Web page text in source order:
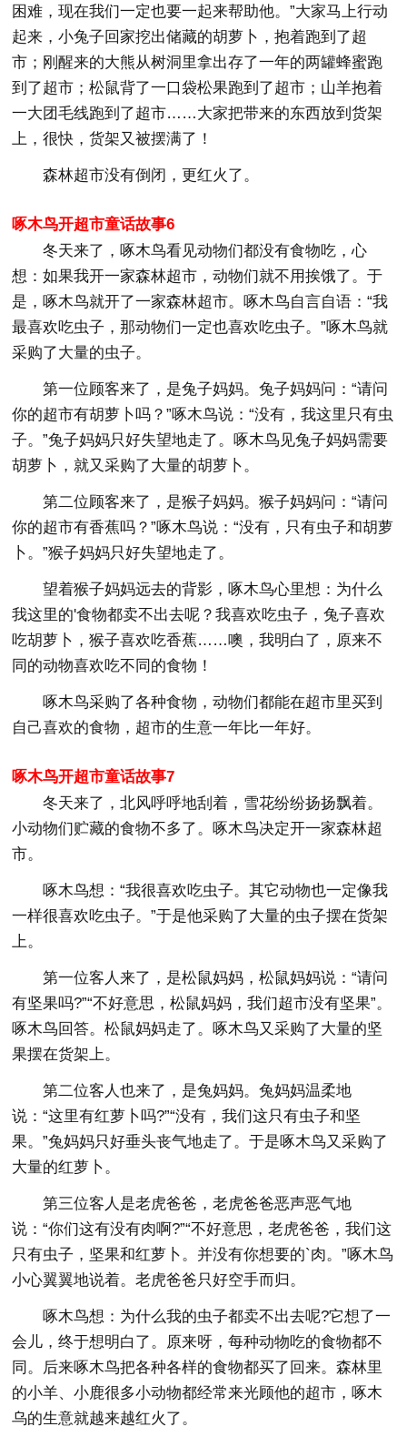
困难，现在我们一定也要一起来帮助他。”大家马上行动
起来，小兔子回家挖出储藏的胡萝卜，抱着跑到了超
市；刚醒来的大熊从树洞里拿出存了一年的两罐蜂蜜跑
到了超市；松鼠背了一口袋松果跑到了超市；山羊抱着
一大团毛线跑到了超市……大家把带来的东西放到货架
上，很快，货架又被摆满了！
森林超市没有倒闭，更红火了。
啄木鸟开超市童话故事6
冬天来了，啄木鸟看见动物们都没有食物吃，心
想：如果我开一家森林超市，动物们就不用挨饿了。于
是，啄木鸟就开了一家森林超市。啄木鸟自言自语：“我
最喜欢吃虫子，那动物们一定也喜欢吃虫子。”啄木鸟就
采购了大量的虫子。
第一位顾客来了，是兔子妈妈。兔子妈妈问：“请问
你的超市有胡萝卜吗？”啄木鸟说：“没有，我这里只有虫
子。”兔子妈妈只好失望地走了。啄木鸟见兔子妈妈需要
胡萝卜，就又采购了大量的胡萝卜。
第二位顾客来了，是猴子妈妈。猴子妈妈问：“请问
你的超市有香蕉吗？”啄木鸟说：“没有，只有虫子和胡萝
卜。”猴子妈妈只好失望地走了。
望着猴子妈妈远去的背影，啄木鸟心里想：为什么
我这里的'食物都卖不出去呢？我喜欢吃虫子，兔子喜欢
吃胡萝卜，猴子喜欢吃香蕉……噢，我明白了，原来不
同的动物喜欢吃不同的食物！
啄木鸟采购了各种食物，动物们都能在超市里买到
自己喜欢的食物，超市的生意一年比一年好。
啄木鸟开超市童话故事7
冬天来了，北风呼呼地刮着，雪花纷纷扬扬飘着。
小动物们贮藏的食物不多了。啄木鸟决定开一家森林超
市。
啄木鸟想：“我很喜欢吃虫子。其它动物也一定像我
一样很喜欢吃虫子。”于是他采购了大量的虫子摆在货架
上。
第一位客人来了，是松鼠妈妈，松鼠妈妈说：“请问
有坚果吗?”“不好意思，松鼠妈妈，我们超市没有坚果”。
啄木鸟回答。松鼠妈妈走了。啄木鸟又采购了大量的坚
果摆在货架上。
第二位客人也来了，是兔妈妈。兔妈妈温柔地
说：“这里有红萝卜吗?”“没有，我们这只有虫子和坚
果。”兔妈妈只好垂头丧气地走了。于是啄木鸟又采购了
大量的红萝卜。
第三位客人是老虎爸爸，老虎爸爸恶声恶气地
说：“你们这有没有肉啊?”“不好意思，老虎爸爸，我们这
只有虫子，坚果和红萝卜。并没有你想要的`肉。”啄木鸟
小心翼翼地说着。老虎爸爸只好空手而归。
啄木鸟想：为什么我的虫子都卖不出去呢?它想了一
会儿，终于想明白了。原来呀，每种动物吃的食物都不
同。后来啄木鸟把各种各样的食物都买了回来。森林里
的小羊、小鹿很多小动物都经常来光顾他的超市，啄木
乌的生意就越来越红火了。